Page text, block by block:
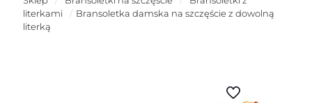
literkami
/ Bransoletka damska na szczęście z dowolną
literką